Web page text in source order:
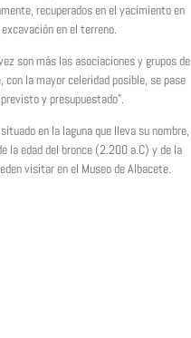
recuperados en el yacimiento en
en el terreno.
son más las asociaciones y grupos de
la mayor celeridad posible, se pase
y presupuestado”.
en la laguna que lleva su nombre,
la edad del bronce (2.200 a.C) y de la
visitar en el Museo de Albacete.